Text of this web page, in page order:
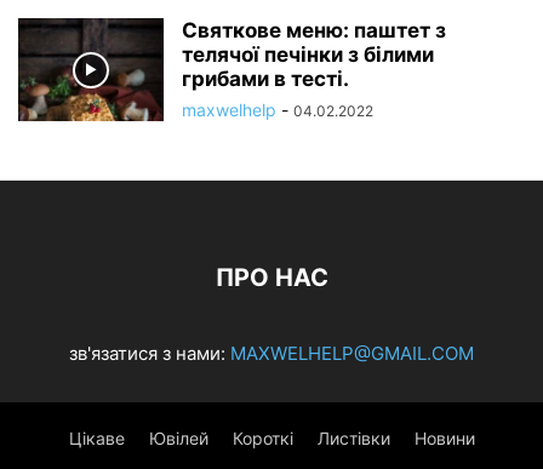
Святкове меню: паштет з
телячої печінки з білими
грибами в тесті.
maxwelhelp - 04.02.2022
ПРО НАС
зв'язатися з нами: MAXWELHELP@GMAIL.COM
Цікаве Ювілей Короткі Листівки Новини